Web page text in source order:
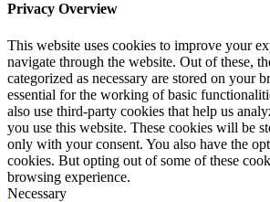
Privacy Overview
This website uses cookies to improve your
navigate through the website. Out of these,
categorized as necessary are stored on your
essential for the working of basic
also use third-party cookies that help us
you use this website. These cookies will be
only with your consent. You also have the
cookies. But opting out of some of these
browsing experience.
Necessary